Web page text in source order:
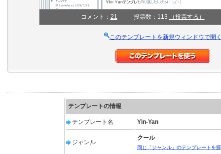
コメント： 21 投票数：113 （投票する）
このテンプレートを新規ウィンドウで開
テンプレートの情報
テンプレート名 Yin-Yan
ジャンル
クール
同じ「ジャンル」のテンプレートを